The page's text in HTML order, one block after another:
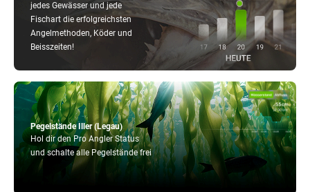
Pegelstände Iller (Legau)
Hol dir den Pro Angler Status
und schalte alle Pegelstände frei
jedes Gewässer und jede
Fischart die erfolgreichsten
Angelmethoden, Köder und
Beisszeiten!